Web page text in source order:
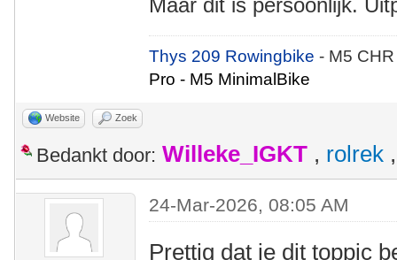
Maar dit is persoonlijk.
Thys 209 Rowingbike- M5
Pro - M5 MinimalBike
Website Zoek
Bedankt door: Willeke_IGKT , rolrek
24-Mar-2026, 08:05 AM
Prettig dat je dit toppic